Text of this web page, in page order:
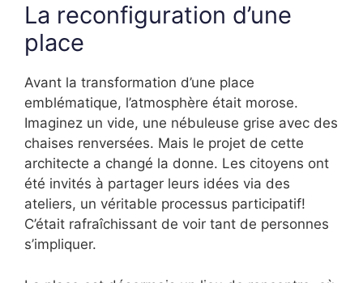
La reconfiguration d’une
place
Avant la transformation d’une place
emblématique, l’atmosphère était morose.
Imaginez un vide, une nébuleuse grise avec des
chaises renversées. Mais le projet de cette
architecte a changé la donne. Les citoyens ont
été invités à partager leurs idées via des
ateliers, un véritable processus participatif!
C’était rafraîchissant de voir tant de personnes
s’impliquer.